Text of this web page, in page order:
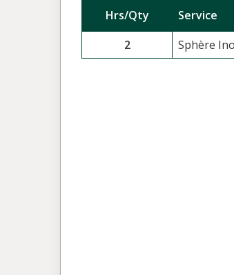
Hrs/Qty Service
2
Sphère